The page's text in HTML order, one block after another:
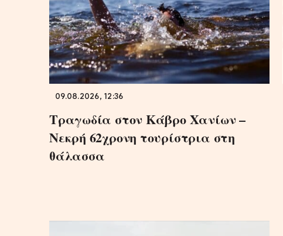
09.08.2026, 12:36
Τραγωδία στον Κάβρο Χανίων –
Νεκρή 62χρονη τουρίστρια στη
θάλασσα